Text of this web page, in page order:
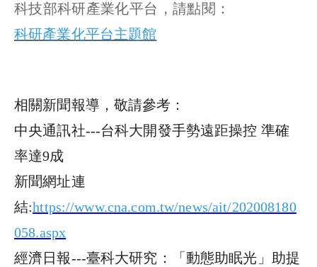
科技部科研產業化平台，請點閱：
科研產業化平台主題館
相關新聞報導，敬請參考：
中央通訊社---台科大開發手勢遠距操控 準確
率達9成
新聞網址連
結:https://www.cna.com.tw/news/ait/202008180
058.aspx
經濟日報---臺科大研究：「動態助眠光」助提